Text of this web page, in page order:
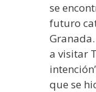
se
futuro
a visitar
que se